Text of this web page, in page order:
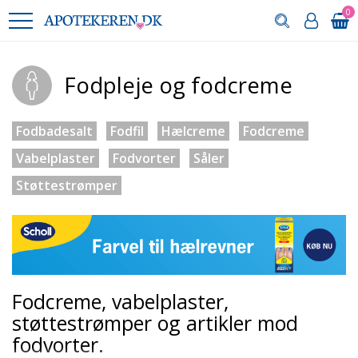
0
Fodpleje og fodcreme
Fodbadesalt Fodfil Hælcreme
Fodcreme
Vabelplaster
Fodvorter
Såler
Støttestrømper
Fodcreme, vabelplaster,
støttestrømper og artikler mod
fodvorter.